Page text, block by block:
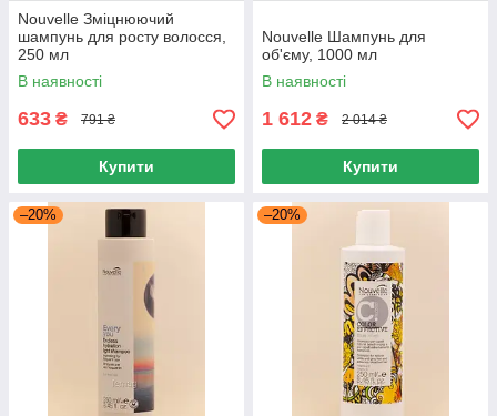
Nouvelle Зміцнюючий
шампунь для росту волосся,
250 мл
В наявності
633 ₴ 791 ₴
Купити
Nouvelle Шампунь для
об'єму, 1000 мл
В наявності
1 612 ₴ 2 014 ₴
Купити
–20% –20%